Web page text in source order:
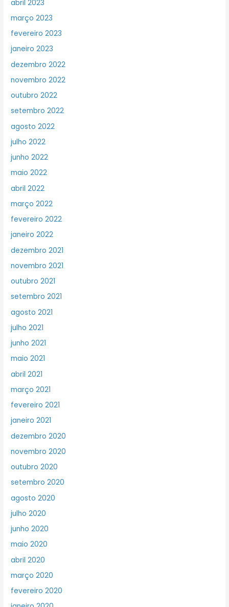
abril 2023
março 2023
fevereiro 2023
janeiro 2023
dezembro 2022
novembro 2022
outubro 2022
setembro 2022
agosto 2022
julho 2022
junho 2022
maio 2022
abril 2022
março 2022
fevereiro 2022
janeiro 2022
dezembro 2021
novembro 2021
outubro 2021
setembro 2021
agosto 2021
julho 2021
junho 2021
maio 2021
abril 2021
março 2021
fevereiro 2021
janeiro 2021
dezembro 2020
novembro 2020
outubro 2020
setembro 2020
agosto 2020
julho 2020
junho 2020
maio 2020
abril 2020
março 2020
fevereiro 2020